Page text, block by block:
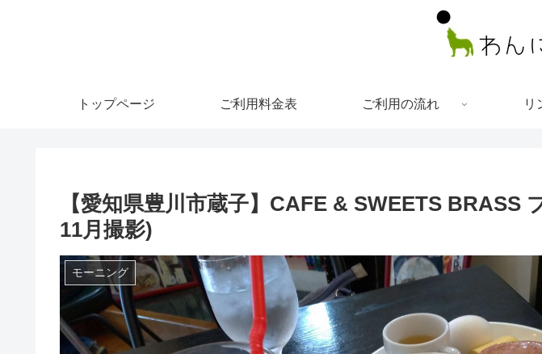
トップページ ご利用料金表 ご利用の流れ リ
【愛知県豊川市蔵子】CAFE & SWEETS BRASS
11月撮影)
モーニング